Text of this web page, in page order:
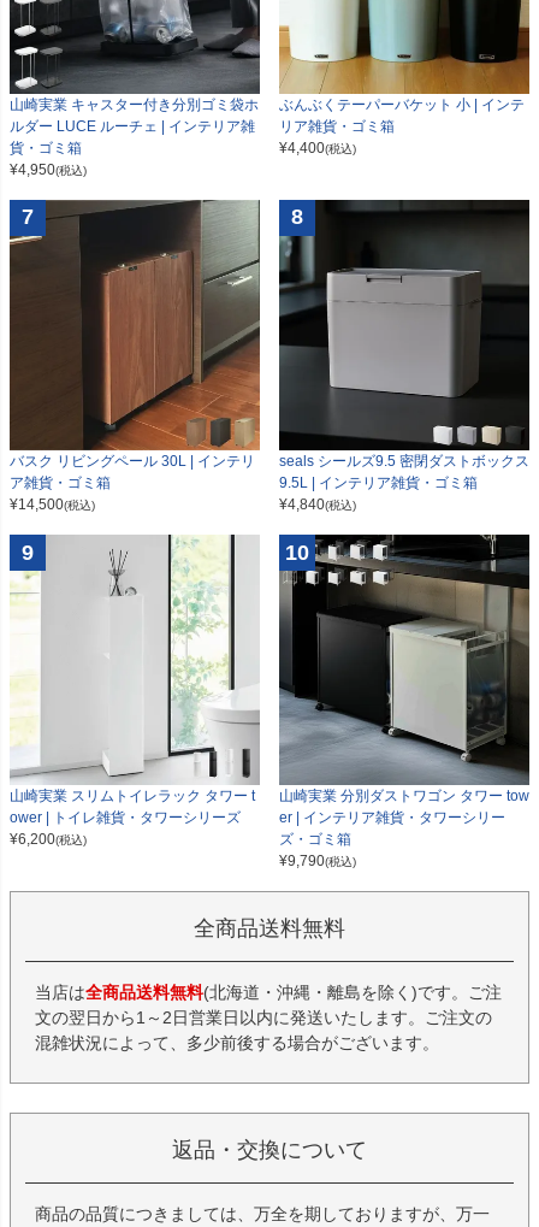
山崎実業 キャスター付き分別ゴミ袋ホ
ルダー LUCE ルーチェ | インテリア雑
貨・ゴミ箱
¥4,950(税込)
ぶんぶくテーパーバケット 小 | インテ
リア雑貨・ゴミ箱
¥4,400(税込)
7
バスク リビングペール 30L | インテリ
ア雑貨・ゴミ箱
¥14,500(税込)
8
seals シールズ9.5 密閉ダストボックス
9.5L | インテリア雑貨・ゴミ箱
¥4,840(税込)
9
山崎実業 スリムトイレラック タワー t
ower | トイレ雑貨・タワーシリーズ
¥6,200(税込)
10
山崎実業 分別ダストワゴン タワー tow
er | インテリア雑貨・タワーシリー
ズ・ゴミ箱
¥9,790(税込)
全商品送料無料
当店は全商品送料無料(北海道・沖縄・離島を除く)です。ご注
文の翌日から1～2日営業日以内に発送いたします。ご注文の
混雑状況によって、多少前後する場合がございます。
返品・交換について
商品の品質につきましては、万全を期しておりますが、万一